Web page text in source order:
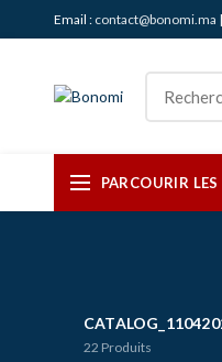
Email : contact@bonomi.ma
PARCOURIR
22 Produits